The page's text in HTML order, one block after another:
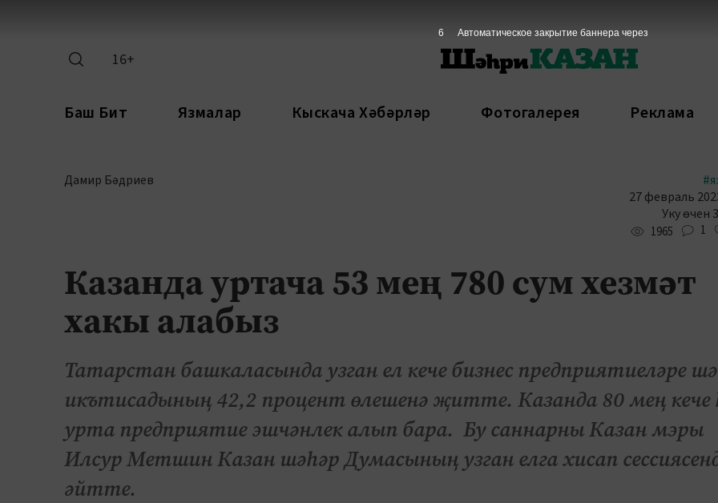
16+
Баш Бит Язмалар Кыскача Хәбәрләр Фотогалерея Реклама
Дамир Бәдриев
27 февраль
Уку өчен
1965 1
Казанда уртача 53 мең 780 сум хезмәт
хакы алабыз
Татарстан башкаласында узган ел кече бизнес предприятиеләре
икътисадының 42,2 процент өлешенә җитте. Казанда 80 мең кече
урта предприятие эшчәнлек алып бара. Бу саннарны Казан мэры
Илсур Метшин Казан шәһәр Думасының узган елга хисап
әйтте.
5 Автоматическое закрытие баннера через